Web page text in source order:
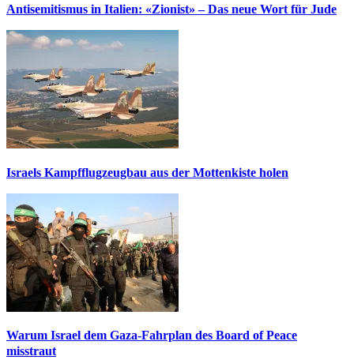
Antisemitismus in Italien: «Zionist» – Das neue Wort für Jude
Israels Kampfflugzeugbau aus der Mottenkiste holen
Warum Israel dem Gaza-Fahrplan des Board of Peace
misstraut